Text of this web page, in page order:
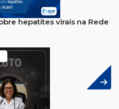
hepatites virais na Rede